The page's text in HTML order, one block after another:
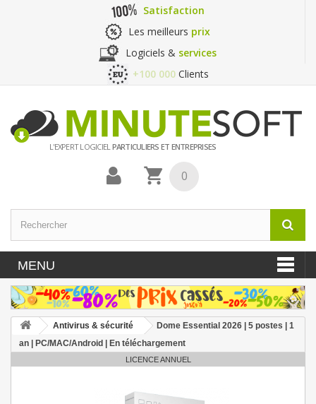
Satisfaction
Les meilleurs prix
Logiciels & services
+100 000 Clients
L'EXPERT LOGICIELPARTICULIERS ET ENTREPRISES
0
MENU
Antivirus & sécurité
Dome Essential 2026 | 5 postes | 1
an | PC/MAC/Android | En téléchargement
LICENCE ANNUEL